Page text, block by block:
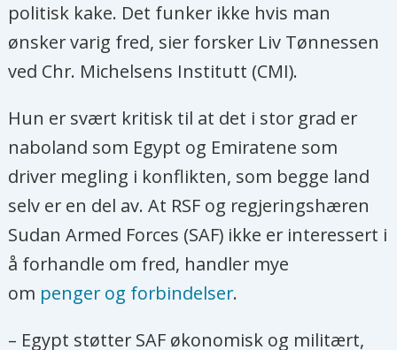
politisk kake. Det funker ikke hvis man
ønsker varig fred, sier forsker Liv Tønnessen
ved Chr. Michelsens Institutt (CMI).
Hun er svært kritisk til at det i stor grad er
naboland som Egypt og Emiratene som
driver megling i konflikten, som begge land
selv er en del av. At RSF og regjeringshæren
Sudan Armed Forces (SAF) ikke er interessert i
å forhandle om fred, handler mye
om penger og forbindelser.
– Egypt støtter SAF økonomisk og militært,